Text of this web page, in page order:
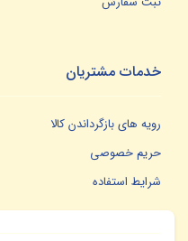
خدمات مشتریان
رویه های بازگرداندن کالا
حریم خصوصی
شرایط استفاده